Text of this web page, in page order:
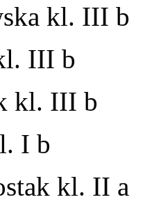
kl. III b
III b
kl. III b
I b
kl. II a